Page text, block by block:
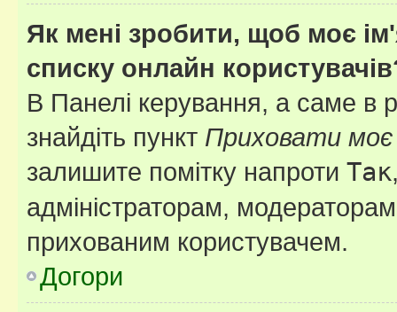
Як мені зробити, щоб моє
списку онлайн
В Панелі керування, а саме в
знайдіть пункт Приховати моє
залишите помітку напроти Так
адміністраторам,
прихованим користувачем.
Догори